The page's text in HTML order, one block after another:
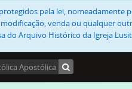
pela lei, nomeadamente
venda ou qualquer
do Arquivo Histórico da Igreja